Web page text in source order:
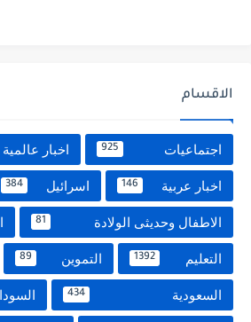
الاقسام
اجتماعيات 925 اخبار
اخبار عربية 146 اسرائيل 384
الاطفال وحديثى الولادة 81
التعليم 1392 التموين 89
السعودية 434